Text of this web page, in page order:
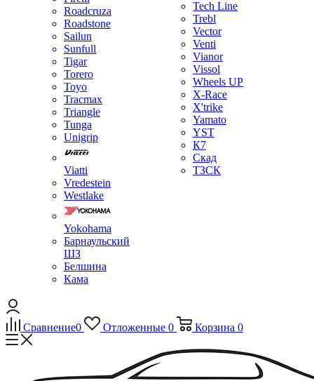
Roadcruza
Roadstone
Sailun
Sunfull
Tigar
Torero
Toyo
Tracmax
Triangle
Tunga
Unigrip
Viatti
Vredestein
Westlake
Yokohama
Барнаульский
ШЗ
Белшина
Кама
Tech Line
Trebl
Vector
Venti
Vianor
Vissol
Wheels UP
X-Race
X'trike
Yamato
YST
К7
Скад
ТЗСК
Сравнение0 Отложенные 0 Корзина 0